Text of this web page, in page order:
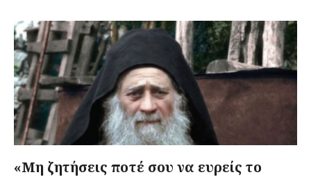
«Μη ζητήσεις ποτέ σου να ευρείς το